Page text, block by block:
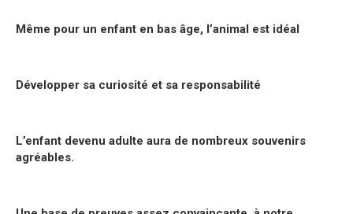
Même pour un enfant en bas âge, l’animal est idéal
Développer sa curiosité et sa responsabilité
L’enfant devenu adulte aura de nombreux souvenirs
agréables.